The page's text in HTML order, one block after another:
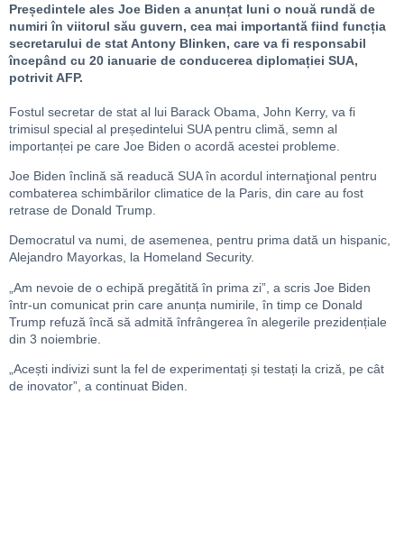
Președintele ales Joe Biden a anunțat luni o nouă rundă de
numiri în viitorul său guvern, cea mai importantă fiind funcția
secretarului de stat Antony Blinken, care va fi responsabil
începând cu 20 ianuarie de conducerea diplomației SUA,
potrivit AFP.
Fostul secretar de stat al lui Barack Obama, John Kerry, va fi
trimisul special al președintelui SUA pentru climă, semn al
importanței pe care Joe Biden o acordă acestei probleme.
Joe Biden înclină să readucă SUA în acordul internaţional pentru
combaterea schimbărilor climatice de la Paris, din care au fost
retrase de Donald Trump.
Democratul va numi, de asemenea, pentru prima dată un hispanic,
Alejandro Mayorkas, la Homeland Security.
„Am nevoie de o echipă pregătită în prima zi”, a scris Joe Biden
într-un comunicat prin care anunța numirile, în timp ce Donald
Trump refuză încă să admită înfrângerea în alegerile prezidențiale
din 3 noiembrie.
„Acești indivizi sunt la fel de experimentați și testați la criză, pe cât
de inovator”, a continuat Biden.